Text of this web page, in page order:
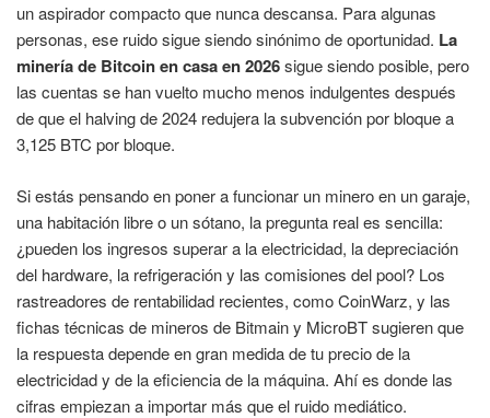
un aspirador compacto que nunca descansa. Para algunas
personas, ese ruido sigue siendo sinónimo de oportunidad. La
minería de Bitcoin en casa en 2026sigue siendo posible, pero
las cuentas se han vuelto mucho menos indulgentes después
de que el halving de 2024 redujera la subvención por bloque a
3,125 BTC por bloque.
Si estás pensando en poner a funcionar un minero en un garaje,
una habitación libre o un sótano, la pregunta real es sencilla:
¿pueden los ingresos superar a la electricidad, la depreciación
del hardware, la refrigeración y las comisiones del pool? Los
rastreadores de rentabilidad recientes, como CoinWarz, y las
fichas técnicas de mineros de Bitmain y MicroBT sugieren que
la respuesta depende en gran medida de tu precio de la
electricidad y de la eficiencia de la máquina. Ahí es donde las
cifras empiezan a importar más que el ruido mediático.